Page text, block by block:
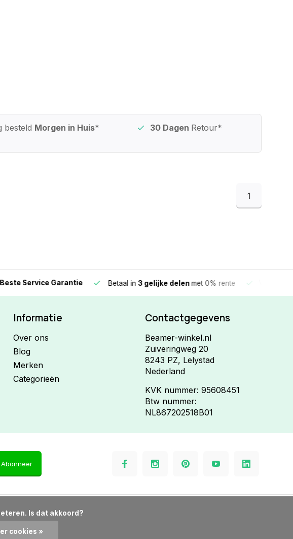
besteld Morgen in Huis* 30 Dagen Retour*
1
Service Garantie Betaal in3 gelijke delenmet 0% rente Vandaag
Informatie
Over ons
Blog
Merken
Categorieën
Contactgegevens
Beamer-winkel.nl
Zuiveringweg 20
8243 PZ, Lelystad
Nederland
KVK nummer: 95608451
Btw nummer:
NL867202518B01
Abonneer
cookies »